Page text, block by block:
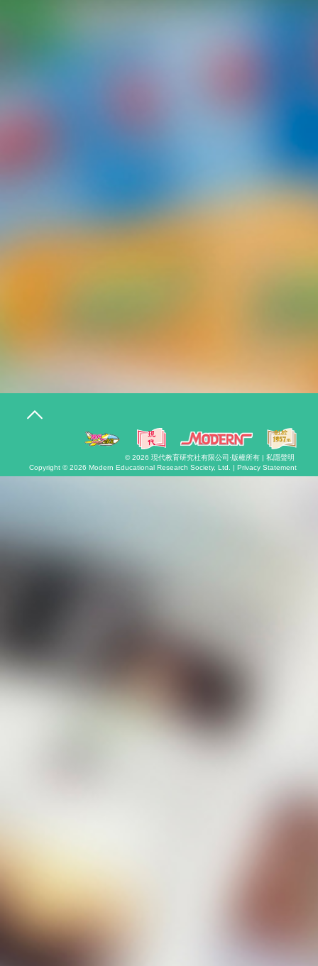
T
n
© 2026 現代教育研究社有限公司 ·版權所有 | 私隱聲明
Copyright © 2026 Modern Educational Research Society, Ltd. | Privacy Statement